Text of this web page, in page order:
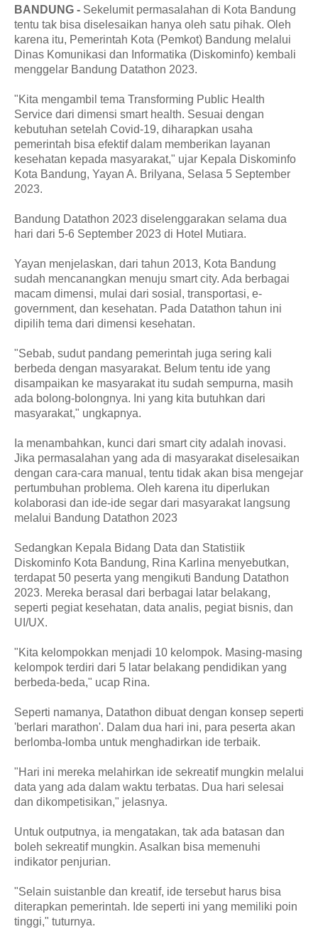
BANDUNG - Sekelumit permasalahan di Kota Bandung
tentu tak bisa diselesaikan hanya oleh satu pihak. Oleh
karena itu, Pemerintah Kota (Pemkot) Bandung melalui
Dinas Komunikasi dan Informatika (Diskominfo) kembali
menggelar Bandung Datathon 2023.
"Kita mengambil tema Transforming Public Health
Service dari dimensi smart health. Sesuai dengan
kebutuhan setelah Covid-19, diharapkan usaha
pemerintah bisa efektif dalam memberikan layanan
kesehatan kepada masyarakat," ujar Kepala Diskominfo
Kota Bandung, Yayan A. Brilyana, Selasa 5 September
2023.
Bandung Datathon 2023 diselenggarakan selama dua
hari dari 5-6 September 2023 di Hotel Mutiara.
Yayan menjelaskan, dari tahun 2013, Kota Bandung
sudah mencanangkan menuju smart city. Ada berbagai
macam dimensi, mulai dari sosial, transportasi, e-
government, dan kesehatan. Pada Datathon tahun ini
dipilih tema dari dimensi kesehatan.
"Sebab, sudut pandang pemerintah juga sering kali
berbeda dengan masyarakat. Belum tentu ide yang
disampaikan ke masyarakat itu sudah sempurna, masih
ada bolong-bolongnya. Ini yang kita butuhkan dari
masyarakat," ungkapnya.
Ia menambahkan, kunci dari smart city adalah inovasi.
Jika permasalahan yang ada di masyarakat diselesaikan
dengan cara-cara manual, tentu tidak akan bisa mengejar
pertumbuhan problema. Oleh karena itu diperlukan
kolaborasi dan ide-ide segar dari masyarakat langsung
melalui Bandung Datathon 2023
Sedangkan Kepala Bidang Data dan Statistiik
Diskominfo Kota Bandung, Rina Karlina menyebutkan,
terdapat 50 peserta yang mengikuti Bandung Datathon
2023. Mereka berasal dari berbagai latar belakang,
seperti pegiat kesehatan, data analis, pegiat bisnis, dan
UI/UX.
"Kita kelompokkan menjadi 10 kelompok. Masing-masing
kelompok terdiri dari 5 latar belakang pendidikan yang
berbeda-beda," ucap Rina.
Seperti namanya, Datathon dibuat dengan konsep seperti
'berlari marathon'. Dalam dua hari ini, para peserta akan
berlomba-lomba untuk menghadirkan ide terbaik.
"Hari ini mereka melahirkan ide sekreatif mungkin melalui
data yang ada dalam waktu terbatas. Dua hari selesai
dan dikompetisikan," jelasnya.
Untuk outputnya, ia mengatakan, tak ada batasan dan
boleh sekreatif mungkin. Asalkan bisa memenuhi
indikator penjurian.
"Selain suistanble dan kreatif, ide tersebut harus bisa
diterapkan pemerintah. Ide seperti ini yang memiliki poin
tinggi," tuturnya.